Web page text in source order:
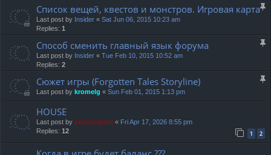
Список вещей, квестов и монстров. Игровая карта
Last post by Insider « Sat Jun 06, 2015 10:23 am
Replies: 1
Способ сменить главный язык форума
Last post by Insider « Tue Feb 10, 2015 10:52 am
Replies: 2
Сюжет игры (Forgotten Tales Storyline)
Last post by kromelg « Sun Feb 01, 2015 1:13 pm
HOUSE
Last post by compbatant « Fri Apr 17, 2026 8:55 pm
Replies: 12 1 2